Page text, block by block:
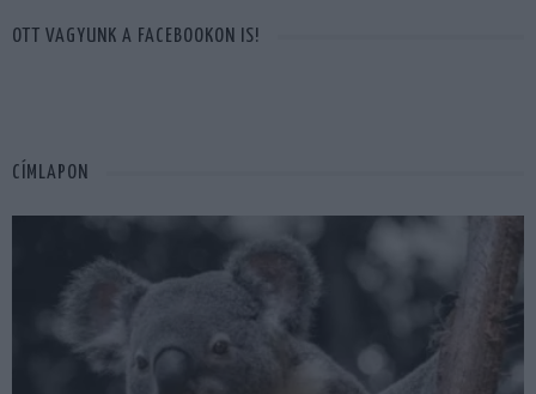
OTT VAGYUNK A FACEBOOKON IS!
CÍMLAPON